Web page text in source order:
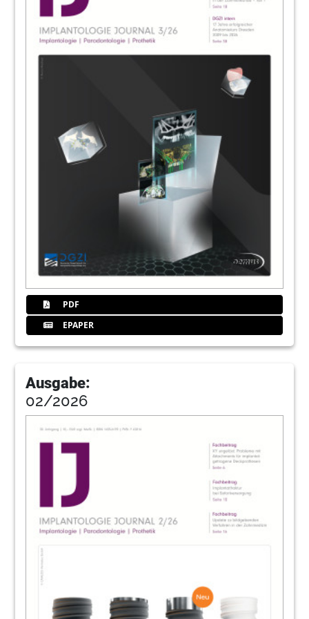
56Herzlichen Dank sagen das Team des
Implantologie Journal und die DGZI!
News
30 Jahre: OEMUS launcht Website zum
Jubiläum
Redaktion
Wiesbadener Forum für Innovative
Implantologie im Juni mit Top-Referenten
Events: Vorschau
64 Berlin Calling ClearCorrect®
Redaktion
Redaktion
Regenerativer Zahnmedizin
Redaktion
La dolce Vita meets zahnärztliche
Fortbildung – Giornate Veronesi im Juni in
Valpolicella/Italien
Redaktion
ITI: Gemeinsam erfolgreich auf Kurs
Priv.-Doz. Dr. Stefan Röhling
Sonne, Strand und Meer: Ostseekongress
PDF
EPAPER
Ausgabe:
02/2026